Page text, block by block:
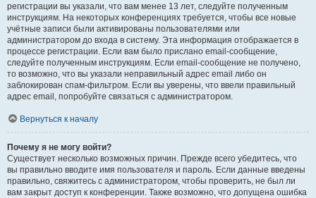
регистрации вы указали, что вам менее 13 лет, следуйте полученным
инструкциям. На некоторых конференциях требуется, чтобы все новые
учётные записи были активированы пользователями или
администратором до входа в систему. Эта информация отображается в
процессе регистрации. Если вам было прислано email-сообщение,
следуйте полученным инструкциям. Если email-сообщение не получено,
то возможно, что вы указали неправильный адрес email либо он
заблокирован спам-фильтром. Если вы уверены, что ввели правильный
адрес email, попробуйте связаться с администратором.
Вернуться к началу
Почему я не могу войти?
Существует несколько возможных причин. Прежде всего убедитесь, что
вы правильно вводите имя пользователя и пароль. Если данные введены
правильно, свяжитесь с администратором, чтобы проверить, не был ли
вам закрыт доступ к конференции. Также возможно, что допущена ошибка